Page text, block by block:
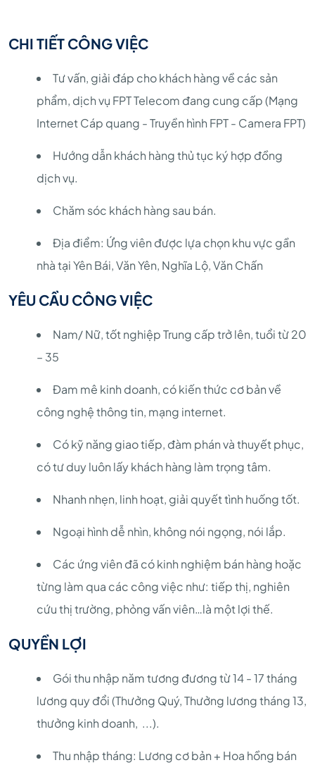
CHI TIẾT CÔNG VIỆC
Tư vấn, giải đáp cho khách hàng về các sản
phẩm, dịch vụ FPT Telecom đang cung cấp (Mạng
Internet Cáp quang - Truyền hình FPT - Camera FPT)
Hướng dẫn khách hàng thủ tục ký hợp đồng
dịch vụ.
Chăm sóc khách hàng sau bán.
Địa điểm: Ứng viên được lựa chọn khu vực gần
nhà tại Yên Bái, Văn Yên, Nghĩa Lộ, Văn Chấn
YÊU CẦU CÔNG VIỆC
Nam/ Nữ, tốt nghiệp Trung cấp trở lên, tuổi từ 20
– 35
Đam mê kinh doanh, có kiến thức cơ bản về
công nghệ thông tin, mạng internet.
Có kỹ năng giao tiếp, đàm phán và thuyết phục,
có tư duy luôn lấy khách hàng làm trọng tâm.
Nhanh nhẹn, linh hoạt, giải quyết tình huống tốt.
Ngoại hình dễ nhìn, không nói ngọng, nói lắp.
Các ứng viên đã có kinh nghiệm bán hàng hoặc
từng làm qua các công việc như: tiếp thị, nghiên
cứu thị trường, phỏng vấn viên…là một lợi thế.
QUYỀN LỢI
Gói thu nhập năm tương đương từ 14 - 17 tháng
lương quy đổi (Thưởng Quý, Thưởng lương tháng 13,
thưởng kinh doanh, ...).
Thu nhập tháng: Lương cơ bản + Hoa hồng bán